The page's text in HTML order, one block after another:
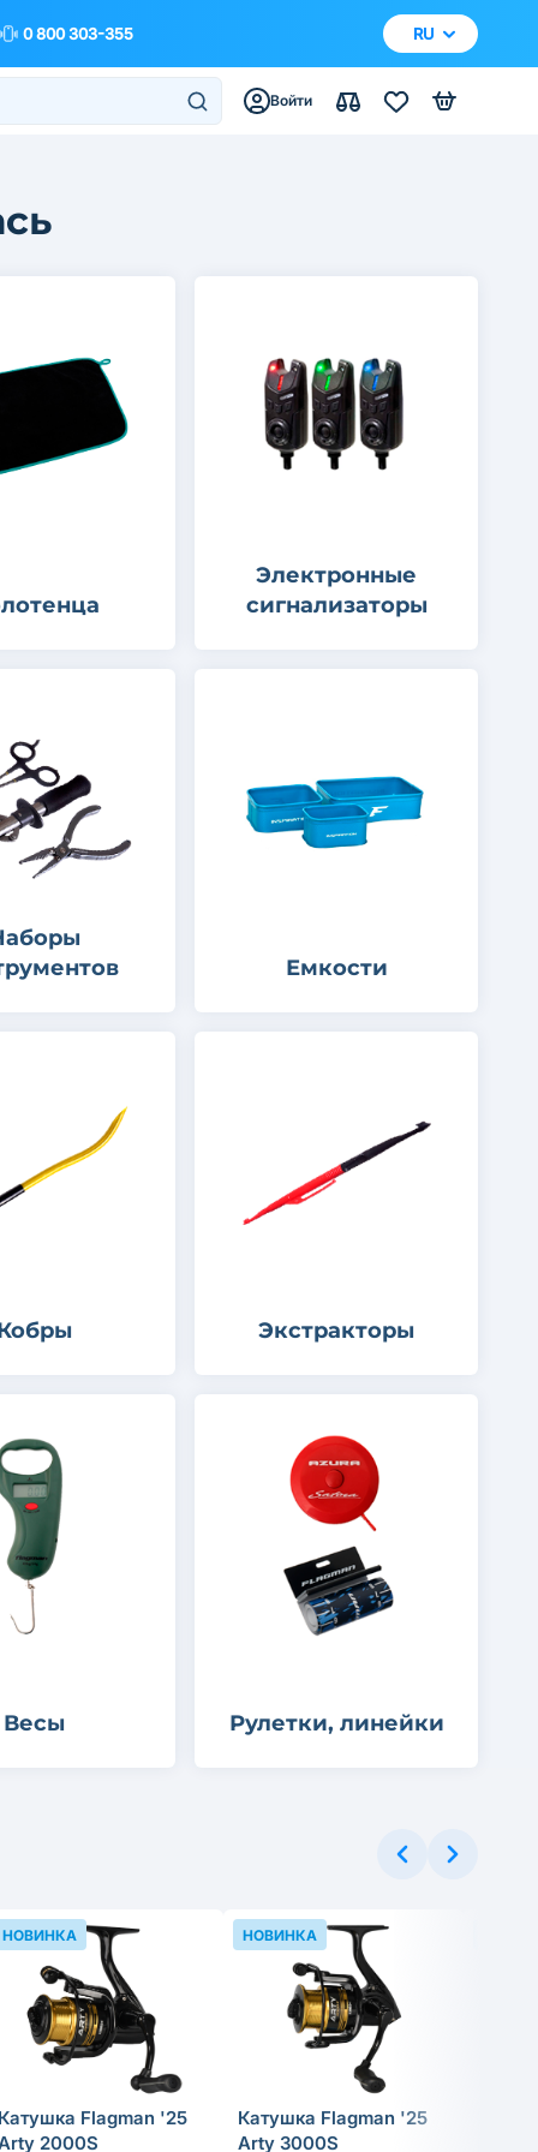
0 800 303-355 RU
Войти
Электронные
сигнализаторы
Емкости
Экстракторы
Весы Рулетки, линейки
Катушка Flagman '25
2000S
НОВИНКА
Катушка Flagman '25
Arty 3000S
НОВИНКА